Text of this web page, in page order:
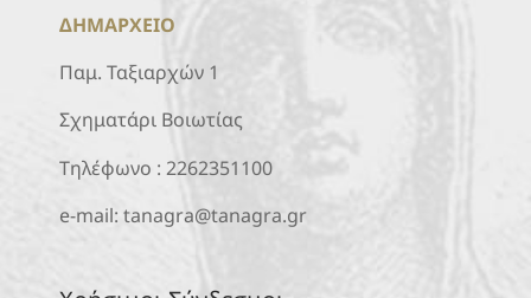
ΔΗΜΑΡΧΕΙΟ
Παμ. Ταξιαρχών 1
Σχηματάρι Βοιωτίας
Τηλέφωνο : 2262351100
e-mail: tanagra@tanagra.gr